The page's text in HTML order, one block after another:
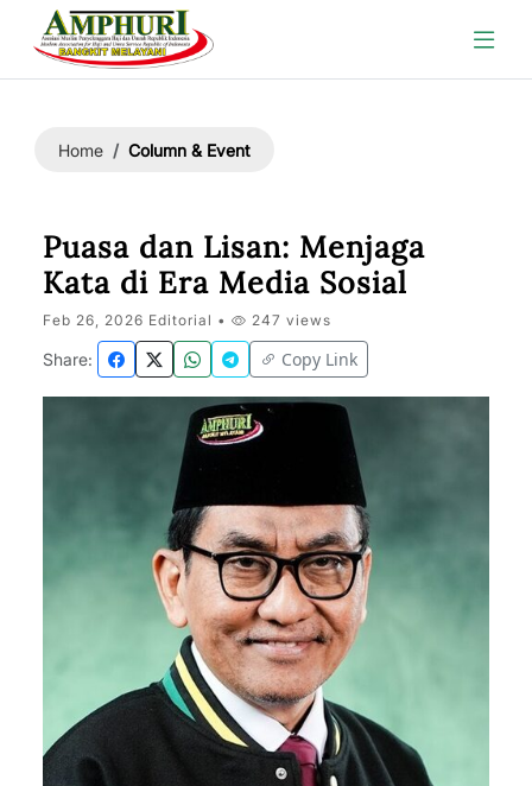
Home Column & Event
Puasa dan Lisan: Menjaga
Kata di Era Media Sosial
Feb 26, 2026 Editorial • 247 views
Share: Copy Link